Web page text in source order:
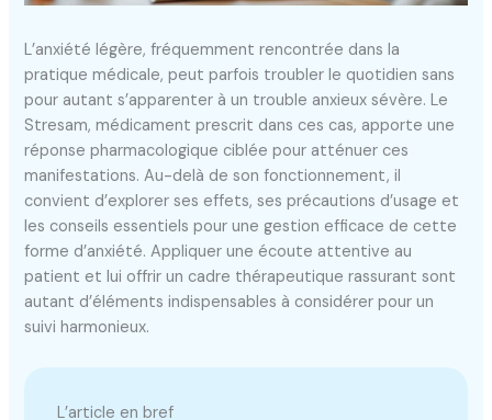
L’anxiété légère, fréquemment rencontrée dans la
pratique médicale, peut parfois troubler le quotidien sans
pour autant s’apparenter à un trouble anxieux sévère. Le
Stresam, médicament prescrit dans ces cas, apporte une
réponse pharmacologique ciblée pour atténuer ces
manifestations. Au-delà de son fonctionnement, il
convient d’explorer ses effets, ses précautions d’usage et
les conseils essentiels pour une gestion efficace de cette
forme d’anxiété. Appliquer une écoute attentive au
patient et lui offrir un cadre thérapeutique rassurant sont
autant d’éléments indispensables à considérer pour un
suivi harmonieux.
L’article en bref